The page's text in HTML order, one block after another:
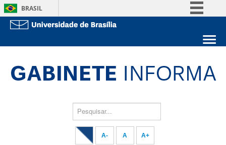
BRASIL
Acesso à informação
Canais
Estude na UnB
Graduação
Pesquisar...
A- A A+